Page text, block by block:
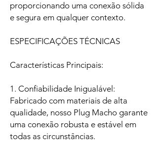
proporcionando uma conexão sólida
e segura em qualquer contexto.
ESPECIFICAÇÕES TÉCNICAS
Características Principais:
1. Confiabilidade Inigualável:
Fabricado com materiais de alta
qualidade, nosso Plug Macho garante
uma conexão robusta e estável em
todas as circunstâncias.